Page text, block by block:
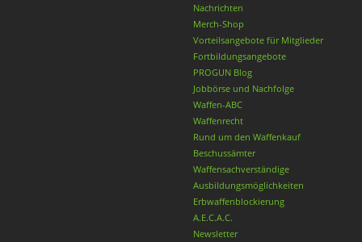
Nachrichten
Merch-Shop
Vorteilsangebote für Mitglieder
Fortbildungsangebote
PROGUN Blog
Jobbörse und Nachfolge
Waffen-ABC
Waffenrecht
Rund um den Waffenkauf
Beschussämter
Waffensachverständige
Ausbildungsmöglichkeiten
Erbwaffenblockierung
A.E.C.A.C.
Newsletter